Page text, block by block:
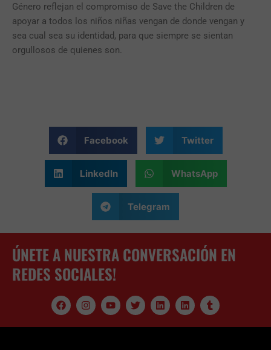
Género reflejan el compromiso de Save the Children de
apoyar a todos los niños niñas vengan de donde vengan y
sea cual sea su identidad, para que siempre se sientan
orgullosos de quienes son.
Facebook Twitter
LinkedIn WhatsApp
Telegram
ÚNETE A NUESTRA CONVERSACIÓN EN
REDES SOCIALES!
F
a
e
I
n
t
Y
o
t
T
w
t
L
i
k
L
i
k
T
u
b